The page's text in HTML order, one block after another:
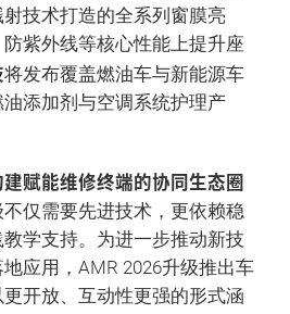
技术打造的全系列窗膜亮
紫外线等核心性能上提升座
将发布覆盖燃油车与新能源车
添加剂与空调系统护理产
赋能维修终端的协同生态圈
仅需要先进技术，更依赖稳
学支持。为进一步推动新技
应用，AMR 2026升级推出车
开放、互动性更强的形式涵